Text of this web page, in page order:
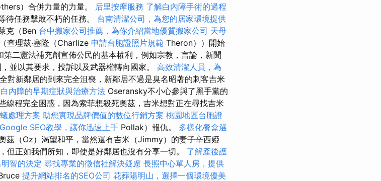
）合併力量的力量。 后里按摩服務 了解白內障手術的過程
待任務擊敗不朽的任務。 台南清潔公司，為您的居家環境提供
克（Ben 台中搬家公司推薦，為你介紹當地優質搬家公司 天母
查理茲·塞隆（Charlize 申請台胞證照片規範 Theron））開始
二憲法補充劑宣佈公民的基本權利，例如宗教，言論，新聞
並以其要求，投訴以及武器權轉向國家。 高效清潔人員，為
對新鄰居的到來完全沮喪，新鄰居不過是臭名昭著的刺客吉米
白內障的早期症狀與治療方法 Oseransky不小心參與了黑手黨的
線程完全困惑，因為索菲想殺死奧茲，吉米想對正在尋找吉米
處理方案 助您實現品牌價值的數位行銷方案 桃園地區台胞證
Google SEO教學，讓你迅速上手 Pollak）報仇。 多樣化餐盒選
茲（Oz）渴望和平，當然還有吉米（Jimmy）的妻子辛西婭
但正如我們所知，即使是好鄰居也沒有分享一切。 了解產後護
智的決定 尋找專業的徵信社解決疑慮 長照中心單人房，提供
提升網站排名的SEO公司 花葬陽明山，選擇一個環境優美